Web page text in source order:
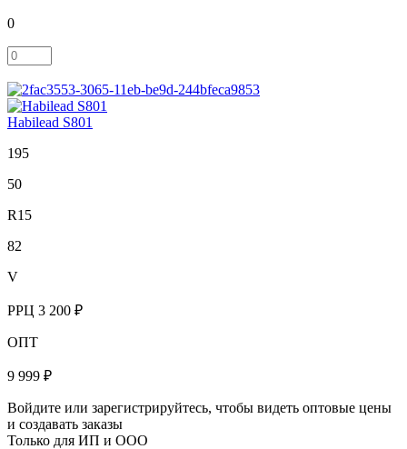
0
Habilead S801
195
50
R15
82
V
РРЦ 3 200 ₽
ОПТ
9 999 ₽
Войдите или зарегистрируйтесь, чтобы видеть оптовые цены
и создавать заказы
Только для ИП и ООО